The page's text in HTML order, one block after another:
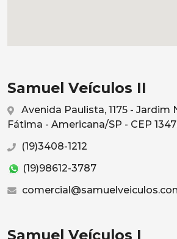
Samuel Veículos II
Avenida Paulista, 1175 - Jardim
Fátima - Americana/SP - CEP
(19)3408-1212
(19)98612-3787
Samuel Veículos I